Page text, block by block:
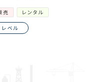
売 レンタル
レベル